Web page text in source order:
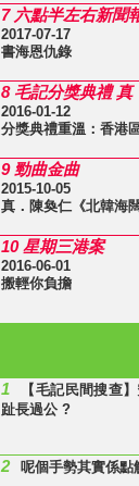
7 六點半左右新聞
2017-07-17
書海恩仇錄
8 毛記分獎典禮 真
2016-01-12
分獎典禮重溫：香港
9 勁曲金曲
2015-10-05
真．陳奐仁《北韓海
10 星期三港案
2016-06-01
搬輕你負擔
1
【毛記民間搜查
趾長過公 ?
2 呢個手勢其實係點